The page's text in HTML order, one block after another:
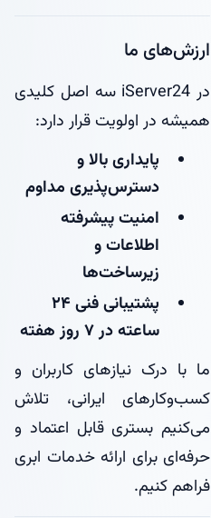
ارزش‌های ما
در iServer24 سه اصل کلیدی
همیشه در اولویت قرار دارد:
پایداری بالا و
دسترس‌پذیری مداوم
امنیت پیشرفته
اطلاعات و
زیرساخت‌ها
پشتیبانی فنی ۲۴
ساعته در ۷ روز هفته
ما با درک نیازهای کاربران و
کسب‌وکارهای ایرانی، تلاش
می‌کنیم بستری قابل اعتماد و
حرفه‌ای برای ارائه خدمات ابری
فراهم کنیم.